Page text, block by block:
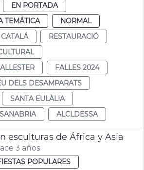
EN PORTADA
TEMÁTICA
NORMAL
RESTAURACIÓ
FALLES 2024
DELS DESAMPARATS
SANTA EULÀLIA
ALCLDESSA
esculturas de África y Asia
3 años
POPULARES